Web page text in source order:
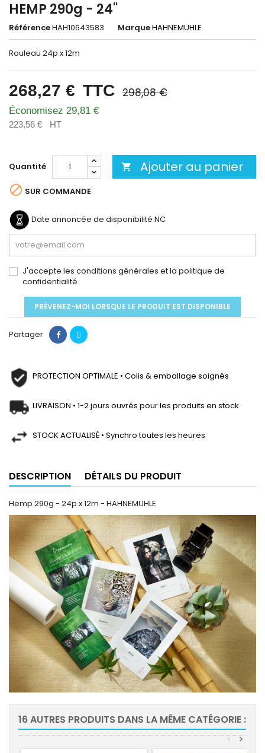
HEMP 290g - 24''
RéférenceHAH10643583 MarqueHAHNEMÜHLE
Rouleau 24p x 12m
268,27 € TTC 298,08 €
Économisez 29,81 €
223,56 € HT
Quantité  Ajouter au panier
 SUR COMMANDE
Date annoncée de disponibilité NC
J'accepte les conditions générales et la politique de
confidentialité
PRÉVENEZ-MOI LORSQUE LE PRODUIT EST DISPONIBLE
Partager
PROTECTION OPTIMALE • Colis & emballage soignés
LIVRAISON • 1-2 jours ouvrés pour les produits en stock
STOCK ACTUALISÉ • Synchro toutes les heures
DESCRIPTION DÉTAILS DU PRODUIT
Hemp 290g - 24p x 12m - HAHNEMUHLE
16 AUTRES PRODUITS DANS LA MÊME CATÉGORIE :
>
<